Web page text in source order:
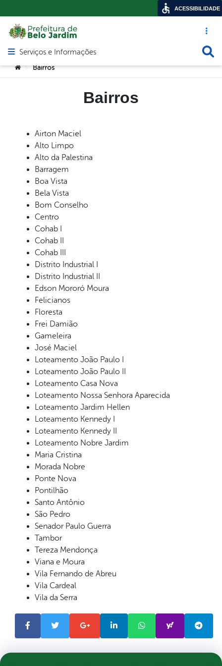
Acesso
Abrir menu principal de navegação
Serviços e Informações
Você está aqui:
> Bairros
Bairros
Airton Maciel
Alto Limpo
Alto da Palestina
Barragem
Boa Vista
Bela Vista
Bom Conselho
Centro
Cohab I
Cohab II
Cohab III
Distrito Industrial I
Distrito Industrial II
Edson Mororó Moura
Felicianos
Floresta
Frei Damião
Gameleira
José Maciel
Loteamento João Paulo I
Loteamento João Paulo II
Loteamento Casa Nova
Loteamento Nossa Senhora Aparecida
Loteamento Jardim Hellen
Loteamento Kennedy I
Loteamento Kennedy II
Loteamento Nobre Jardim
Maria Cristina
Morada Nobre
Ponte Nova
Pontilhão
Santo Antônio
São Pedro
Senador Paulo Guerra
Tambor
Tereza Mendonça
Viana e Moura
Vila Fernando de Abreu
Vila Cardeal
Vila da Serra
ACESSIBILIDADE